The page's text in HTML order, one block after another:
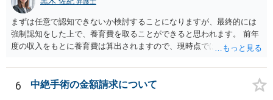
まずは任意で認知できないか検討することになりますが、最終的には
強制認知をした上で、養育費を取ることができると思われます。 前年
度の収入をもとに養育費は算出されますので、現時点では少額しか取
育費の増額調停を起こすこともできます。 仮に中絶する場合でも、相
手方が妊娠について話し合いをしっかりしてくれない場合には、慰謝
料請求などもできる可能性があります。 いずれにせよ、親御さんとの
6 中絶手術の金額請求について